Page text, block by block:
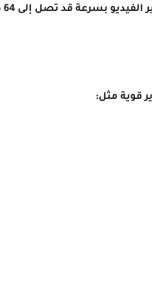
قد تصل إلى 64 ضعف السرعة التقليدية.
قوية مثل: